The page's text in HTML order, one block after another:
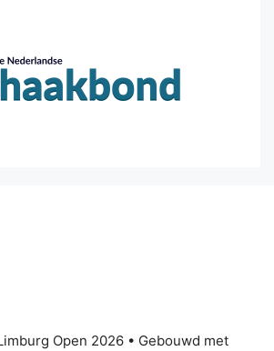
Open 2026• Gebouwd met